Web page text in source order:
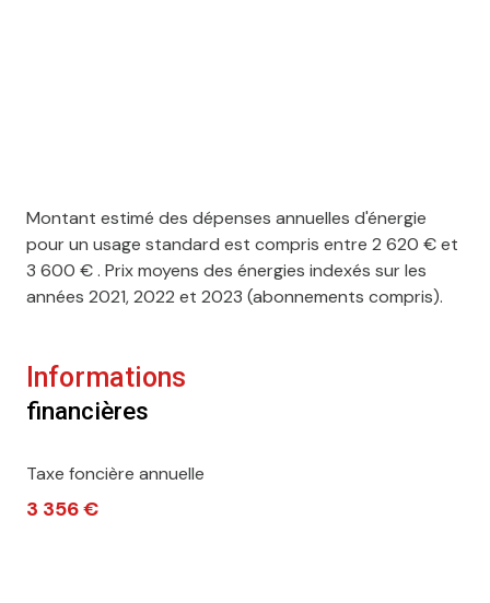
accès handicapé
Montant estimé des dépenses annuelles d'énergie
pour un usage standard est compris entre 2 620 € et
3 600 € . Prix moyens des énergies indexés sur les
années 2021, 2022 et 2023 (abonnements compris).
Informations
financières
Taxe foncière annuelle
3 356 €